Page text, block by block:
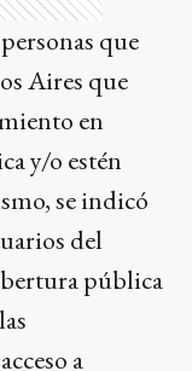
que
Aires que
en
y/o estén
se indicó
del
pública
a